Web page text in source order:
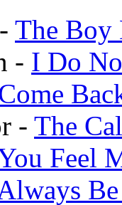
The Boy
- I Do
- The
Feel